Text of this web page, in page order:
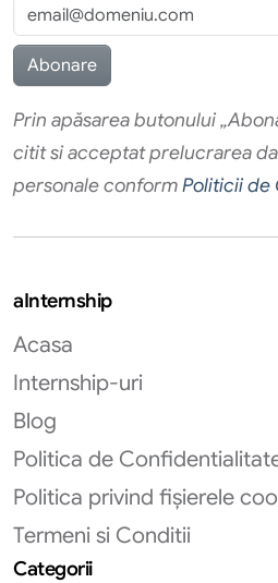
Prin apăsarea butonului
citit si acceptat prelucrarea
personale conformPoliticii de
aInternship
Acasa
Internship-uri
Blog
Politica de
Politica privind fișierele
Termeni si Conditii
Categorii